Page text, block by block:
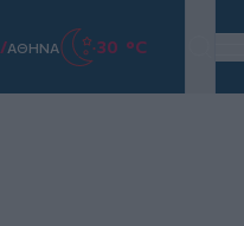
/ΑΘΗΝΑ 30 °C